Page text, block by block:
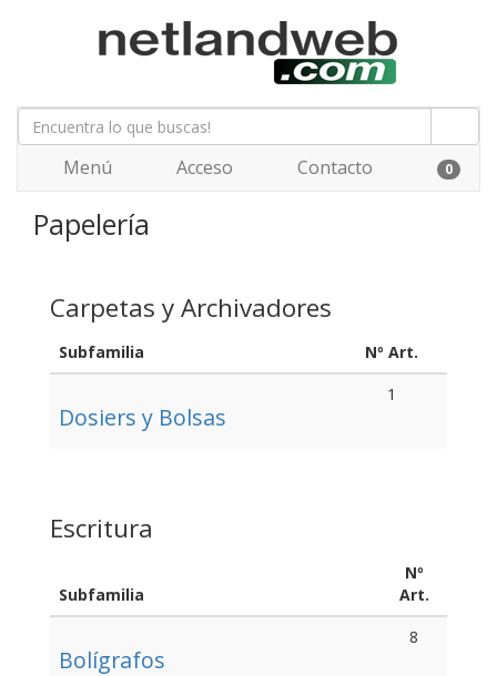
Menú Acceso Contacto 0
Papelería
Carpetas y Archivadores
Subfamilia Nº Art.
Dosiers y Bolsas
1
Escritura
Subfamilia
Nº
Art.
Bolígrafos
8